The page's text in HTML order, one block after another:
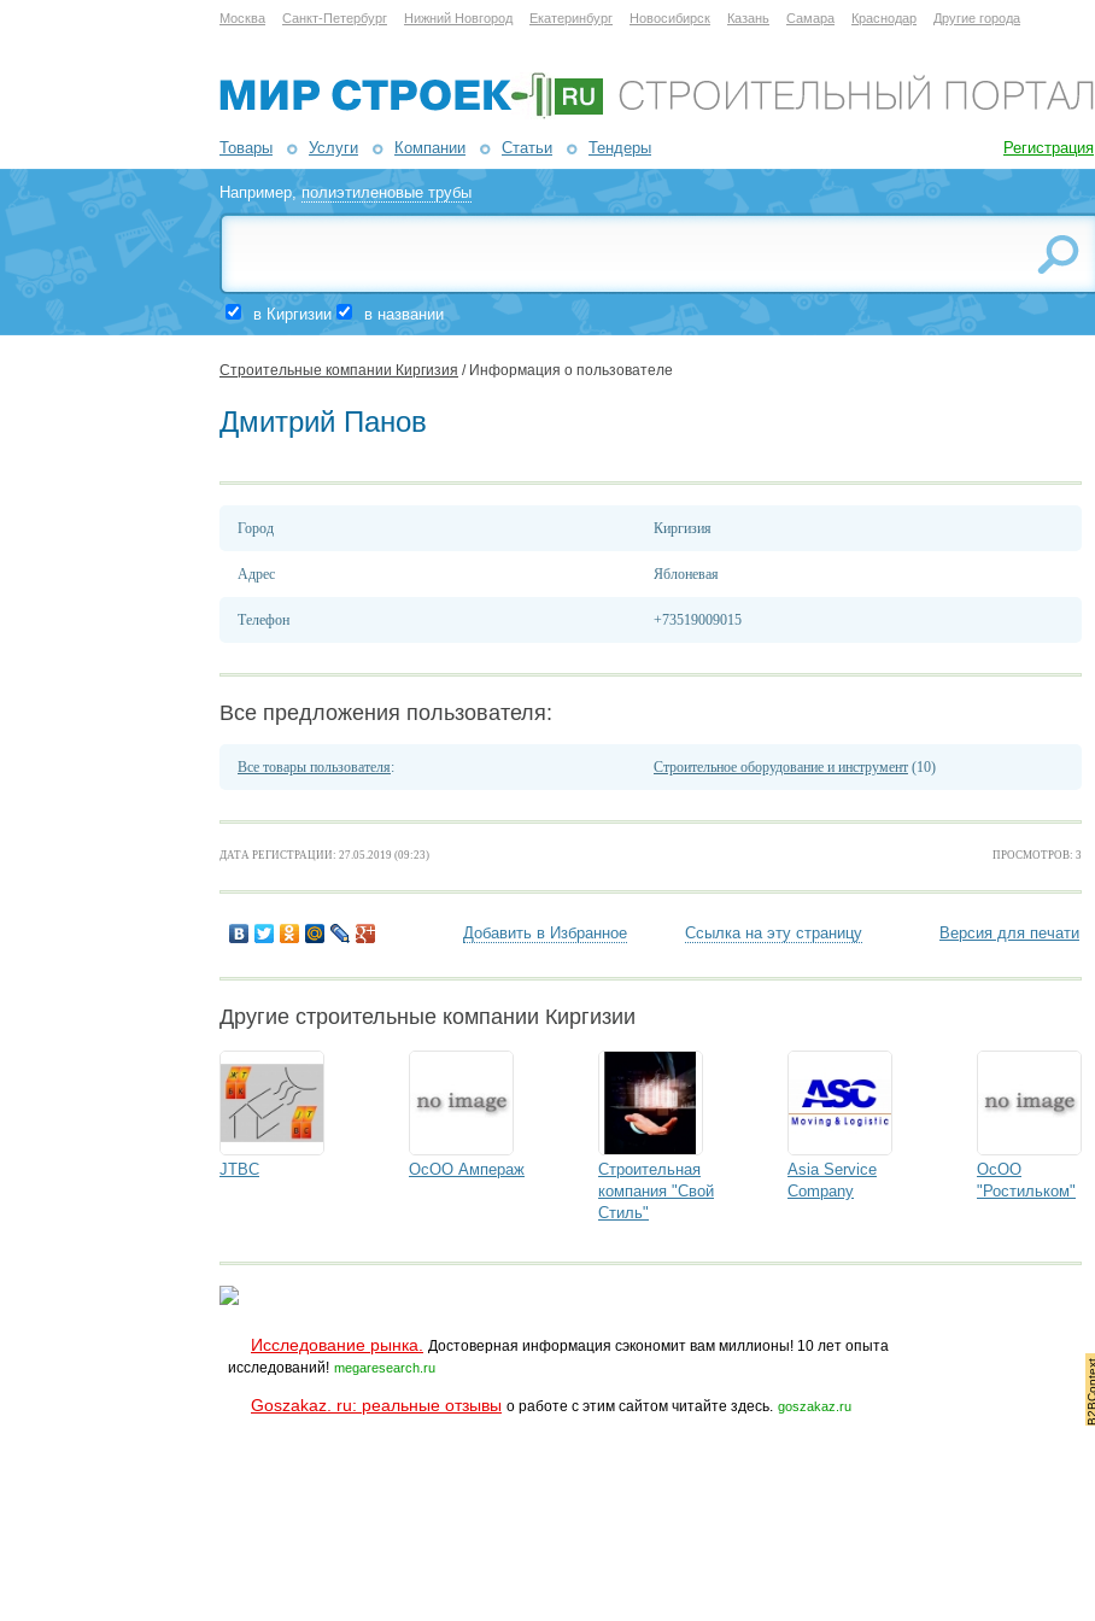
Москва Санкт-Петербург Нижний Новгород Екатеринбург Новосибирск Казань Самара Краснодар Другие города
Товары Услуги Компании Статьи Тендеры Регистрация
Например,полиэтиленовые трубы
в Киргизии в названии
Строительные компании Киргизия / Информация о пользователе
Дмитрий Панов
Город Киргизия
Адрес Яблоневая
Телефон +73519009015
Все предложения пользователя:
Все товары пользователя: Строительное оборудование и инструмент (10)
ДАТА РЕГИСТРАЦИИ: 27.05.2019 (09:23) ПРОСМОТРОВ: 3
Добавить в Избранное Ссылка на эту страницу Версия для печати
Другие строительные компании Киргизии
JTBC ОсОО Ампераж
Строительная
компания "Свой
Стиль"
Asia Service
Company
ОсОО
"Ростильком"
Исследование рынка.
Достоверная информация сэкономит вам миллионы! 10 лет опыта
исследований! megaresearch.ru
Goszakaz. ru: реальные отзывы о работе с этим сайтом читайте здесь. goszakaz.ru